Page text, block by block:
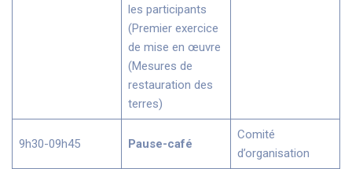
les participants
(Premier exercice
de mise en œuvre
(Mesures de
restauration des
terres)
9h30-09h45 Pause-café
Comité
d’organisation